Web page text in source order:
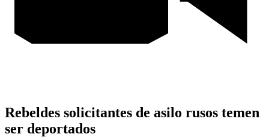
Rebeldes solicitantes de asilo rusos temen
ser deportados